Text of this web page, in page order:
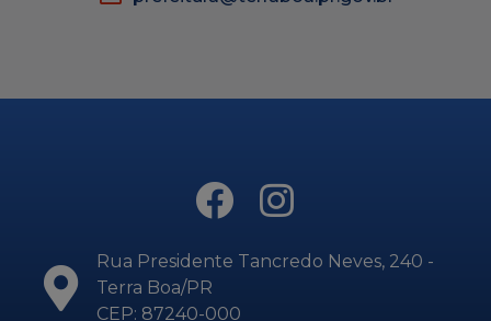
Rua Presidente Tancredo Neves, 240 -
Terra Boa/PR
CEP: 87240-000